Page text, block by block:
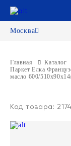
Москва
Главная Каталог
Паркет Елка
масло 600/
Код товара: